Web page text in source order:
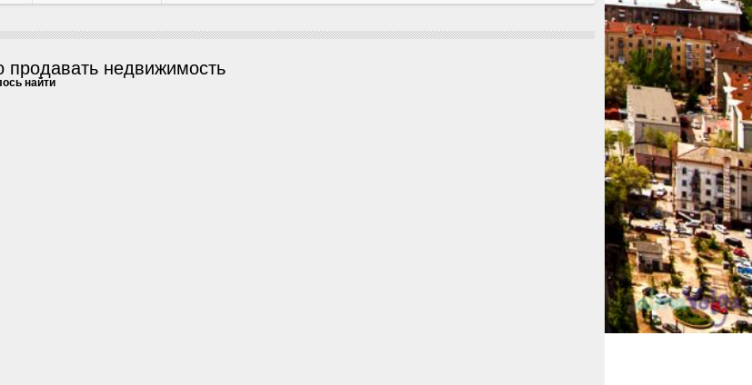
продавать недвижимость
найти